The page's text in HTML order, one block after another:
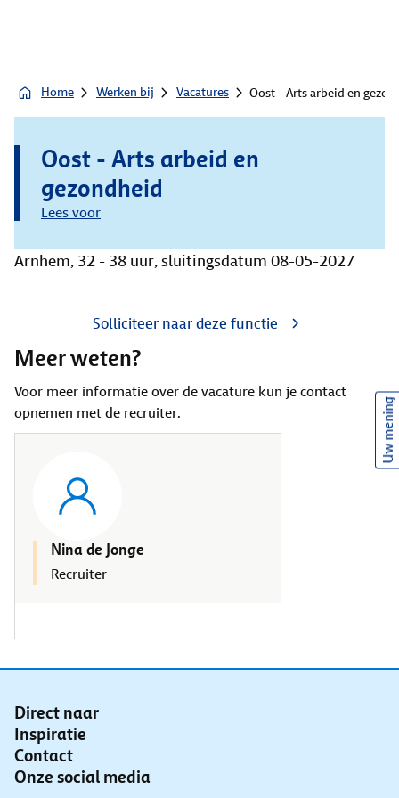
Home Werken bij Vacatures Oost - Arts arbeid en
Oost - Arts arbeid en
gezondheid
Lees voor
Arnhem, 32 - 38 uur, sluitingsdatum 08-05-2027
Solliciteer naar deze functie
Meer weten?
Voor meer informatie over de vacature kun je contact
opnemen met de recruiter.
Nina de Jonge
Recruiter
Direct naar
Inspiratie
Contact
Onze social media
Uw mening